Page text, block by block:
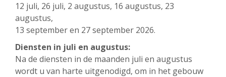
12 juli, 26 juli, 2 augustus, 16 augustus, 23
augustus,
13 september en 27 september 2026.
Diensten in juli en augustus:
Na de diensten in de maanden juli en augustus
wordt u van harte uitgenodigd, om in het gebouw